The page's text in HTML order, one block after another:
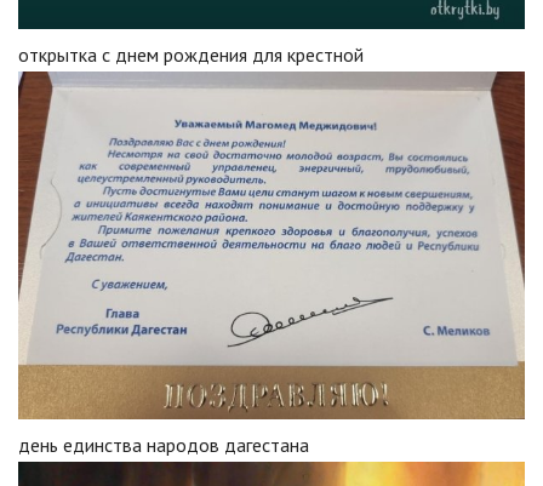
открытка с днем рождения для крестной
день единства народов дагестана